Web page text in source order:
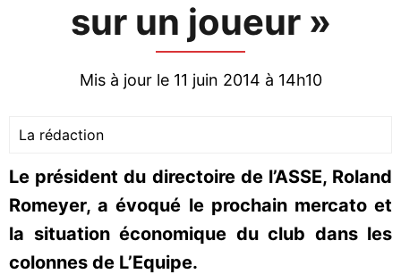
sur un joueur »
Mis à jour le 11 juin 2014 à 14h10
La rédaction
Le président du directoire de l’ASSE, Roland
Romeyer, a évoqué le prochain mercato et
la situation économique du club dans les
colonnes de L’Equipe.